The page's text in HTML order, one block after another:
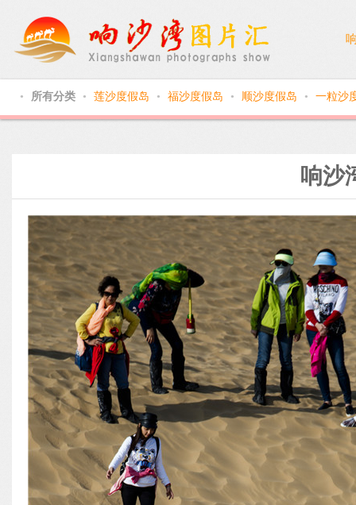
● 所有分类 ● 莲沙度假岛 ● 福沙度假岛 ● 顺沙度假岛 ● 一粒沙
响沙